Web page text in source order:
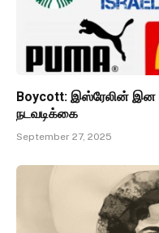
Boycott: இஸ்ரேலின் இன
நடவடிக்கை
September 27, 2025